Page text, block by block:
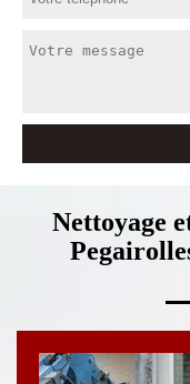
Nettoyage